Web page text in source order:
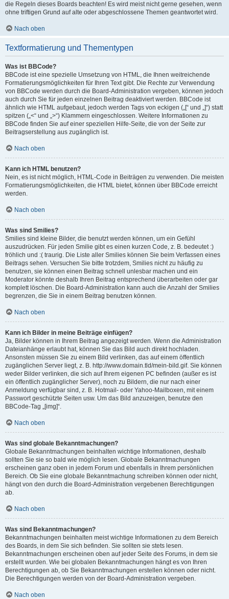
die Regeln dieses Boards beachten! Es wird meist nicht gerne gesehen, wenn
ohne triftigen Grund auf alte oder abgeschlossene Themen geantwortet wird.
Nach oben
Textformatierung und Thementypen
Was ist BBCode?
BBCode ist eine spezielle Umsetzung von HTML, die Ihnen weitreichende
Formatierungsmöglichkeiten für Ihren Text gibt. Die Rechte zur Verwendung
von BBCode werden durch die Board-Administration vergeben, können jedoch
auch durch Sie für jeden einzelnen Beitrag deaktiviert werden. BBCode ist
ähnlich wie HTML aufgebaut, jedoch werden Tags von eckigen („[“ und „]“) statt
spitzen („<“ und „>“) Klammern eingeschlossen. Weitere Informationen zu
BBCode finden Sie auf einer speziellen Hilfe-Seite, die von der Seite zur
Beitragserstellung aus zugänglich ist.
Nach oben
Kann ich HTML benutzen?
Nein, es ist nicht möglich, HTML-Code in Beiträgen zu verwenden. Die meisten
Formatierungsmöglichkeiten, die HTML bietet, können über BBCode erreicht
werden.
Nach oben
Was sind Smilies?
Smilies sind kleine Bilder, die benutzt werden können, um ein Gefühl
auszudrücken. Für jeden Smilie gibt es einen kurzen Code, z. B. bedeutet :)
fröhlich und :( traurig. Die Liste aller Smilies können Sie beim Verfassen eines
Beitrags sehen. Versuchen Sie bitte trotzdem, Smilies nicht zu häufig zu
benutzen, sie können einen Beitrag schnell unlesbar machen und ein
Moderator könnte deshalb Ihren Beitrag entsprechend überarbeiten oder gar
komplett löschen. Die Board-Administration kann auch die Anzahl der Smilies
begrenzen, die Sie in einem Beitrag benutzen können.
Nach oben
Kann ich Bilder in meine Beiträge einfügen?
Ja, Bilder können in Ihrem Beitrag angezeigt werden. Wenn die Administration
Dateianhänge erlaubt hat, können Sie das Bild auch direkt hochladen.
Ansonsten müssen Sie zu einem Bild verlinken, das auf einem öffentlich
zugänglichen Server liegt, z. B. http://www.domain.tld/mein-bild.gif. Sie können
weder Bilder verlinken, die sich auf Ihrem eigenen PC befinden (außer es ist
ein öffentlich zugänglicher Server), noch zu Bildern, die nur nach einer
Anmeldung verfügbar sind, z. B. Hotmail- oder Yahoo-Mailboxen, mit einem
Passwort geschützte Seiten usw. Um das Bild anzuzeigen, benutze den
BBCode-Tag „[img]“.
Nach oben
Was sind globale Bekanntmachungen?
Globale Bekanntmachungen beinhalten wichtige Informationen, deshalb
sollten Sie sie so bald wie möglich lesen. Globale Bekanntmachungen
erscheinen ganz oben in jedem Forum und ebenfalls in Ihrem persönlichen
Bereich. Ob Sie eine globale Bekanntmachung schreiben können oder nicht,
hängt von den durch die Board-Administration vergebenen Berechtigungen
ab.
Nach oben
Was sind Bekanntmachungen?
Bekanntmachungen beinhalten meist wichtige Informationen zu dem Bereich
des Boards, in dem Sie sich befinden. Sie sollten sie stets lesen.
Bekanntmachungen erscheinen oben auf jeder Seite des Forums, in dem sie
erstellt wurden. Wie bei globalen Bekanntmachungen hängt es von Ihren
Berechtigungen ab, ob Sie Bekanntmachungen erstellen können oder nicht.
Die Berechtigungen werden von der Board-Administration vergeben.
Nach oben